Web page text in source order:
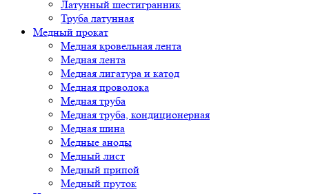
Латунный шестигранник
Труба латунная
Медный прокат
Медная кровельная лента
Медная лента
Медная лигатура и катод
Медная проволока
Медная труба
Медная труба, кондиционерная
Медная шина
Медные аноды
Медный лист
Медный припой
Медный пруток